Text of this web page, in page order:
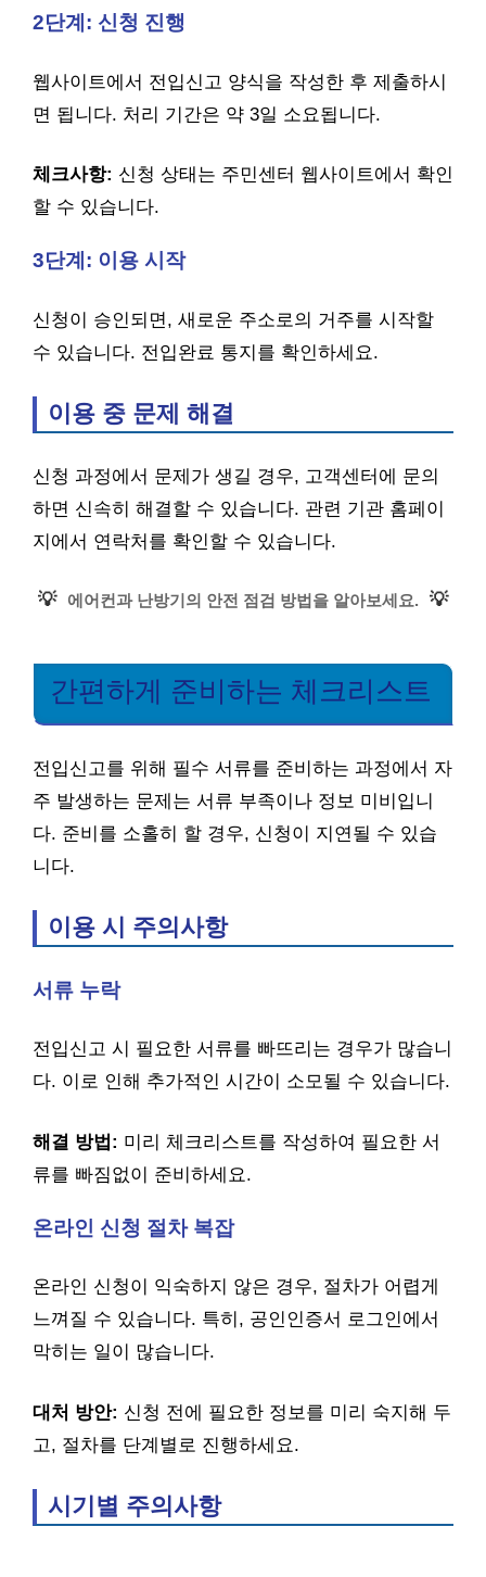
2단계: 신청 진행
웹사이트에서 전입신고 양식을 작성한 후 제출하시
면 됩니다. 처리 기간은 약 3일 소요됩니다.
체크사항: 신청 상태는 주민센터 웹사이트에서 확인
할 수 있습니다.
3단계: 이용 시작
신청이 승인되면, 새로운 주소로의 거주를 시작할
수 있습니다. 전입완료 통지를 확인하세요.
이용 중 문제 해결
신청 과정에서 문제가 생길 경우, 고객센터에 문의
하면 신속히 해결할 수 있습니다. 관련 기관 홈페이
지에서 연락처를 확인할 수 있습니다.
💡 에어컨과 난방기의 안전 점검 방법을 알아보세요. 💡
간편하게 준비하는 체크리스트
전입신고를 위해 필수 서류를 준비하는 과정에서 자
주 발생하는 문제는 서류 부족이나 정보 미비입니
다. 준비를 소홀히 할 경우, 신청이 지연될 수 있습
니다.
이용 시 주의사항
서류 누락
전입신고 시 필요한 서류를 빠뜨리는 경우가 많습니
다. 이로 인해 추가적인 시간이 소모될 수 있습니다.
해결 방법: 미리 체크리스트를 작성하여 필요한 서
류를 빠짐없이 준비하세요.
온라인 신청 절차 복잡
온라인 신청이 익숙하지 않은 경우, 절차가 어렵게
느껴질 수 있습니다. 특히, 공인인증서 로그인에서
막히는 일이 많습니다.
대처 방안: 신청 전에 필요한 정보를 미리 숙지해 두
고, 절차를 단계별로 진행하세요.
시기별 주의사항